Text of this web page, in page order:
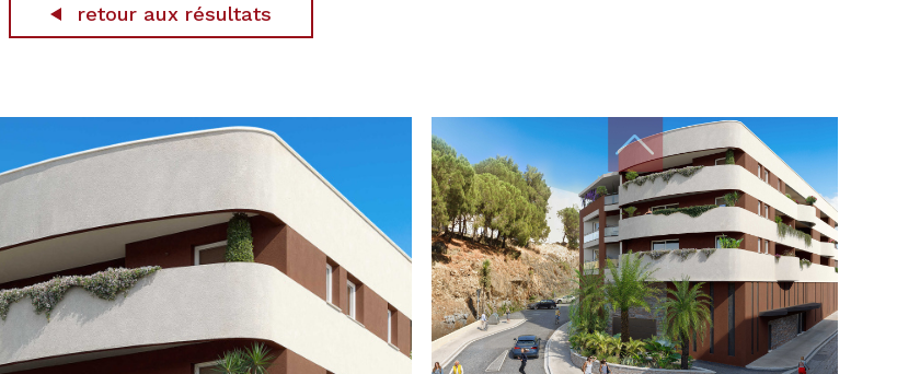
retour aux résultats